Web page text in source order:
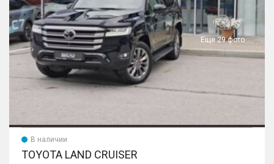
Еще 29 фото
В наличии
TOYOTA LAND CRUISER